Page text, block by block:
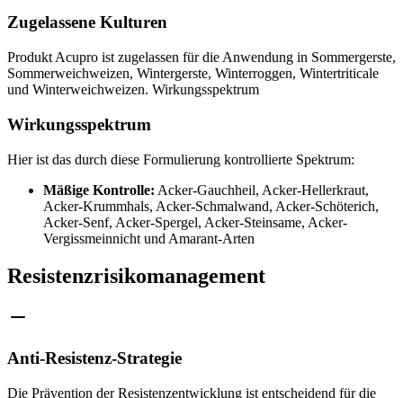
Zugelassene Kulturen
Produkt Acupro ist zugelassen für die Anwendung in Sommergerste,
Sommerweichweizen, Wintergerste, Winterroggen, Wintertriticale
und Winterweichweizen. Wirkungsspektrum
Wirkungsspektrum
Hier ist das durch diese Formulierung kontrollierte Spektrum:
Mäßige Kontrolle: Acker-Gauchheil, Acker-Hellerkraut,
Acker-Krummhals, Acker-Schmalwand, Acker-Schöterich,
Acker-Senf, Acker-Spergel, Acker-Steinsame, Acker-
Vergissmeinnicht und Amarant-Arten
Resistenzrisikomanagement
Anti-Resistenz-Strategie
Die Prävention der Resistenzentwicklung ist entscheidend für die